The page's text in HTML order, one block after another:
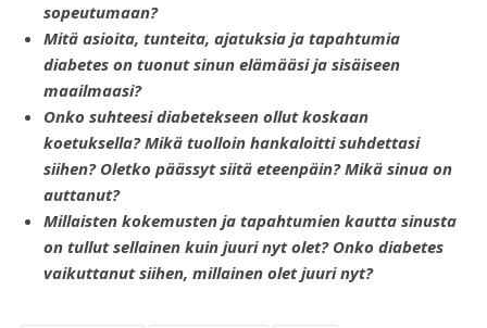
sopeutumaan?
Mitä asioita, tunteita, ajatuksia ja tapahtumia
diabetes on tuonut sinun elämääsi ja sisäiseen
maailmaasi?
Onko suhteesi diabetekseen ollut koskaan
koetuksella? Mikä tuolloin hankaloitti suhdettasi
siihen? Oletko päässyt siitä eteenpäin? Mikä sinua on
auttanut?
Millaisten kokemusten ja tapahtumien kautta sinusta
on tullut sellainen kuin juuri nyt olet? Onko diabetes
vaikuttanut siihen, millainen olet juuri nyt?